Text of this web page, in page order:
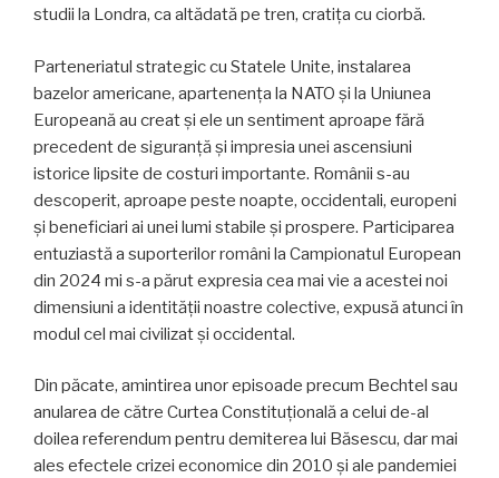
studii la Londra, ca altădată pe tren, cratița cu ciorbă.
Parteneriatul strategic cu Statele Unite, instalarea
bazelor americane, apartenența la NATO și la Uniunea
Europeană au creat și ele un sentiment aproape fără
precedent de siguranță și impresia unei ascensiuni
istorice lipsite de costuri importante. Românii s-au
descoperit, aproape peste noapte, occidentali, europeni
și beneficiari ai unei lumi stabile și prospere. Participarea
entuziastă a suporterilor români la Campionatul European
din 2024 mi s-a părut expresia cea mai vie a acestei noi
dimensiuni a identității noastre colective, expusă atunci în
modul cel mai civilizat și occidental.
Din păcate, amintirea unor episoade precum Bechtel sau
anularea de către Curtea Constituțională a celui de-al
doilea referendum pentru demiterea lui Băsescu, dar mai
ales efectele crizei economice din 2010 și ale pandemiei